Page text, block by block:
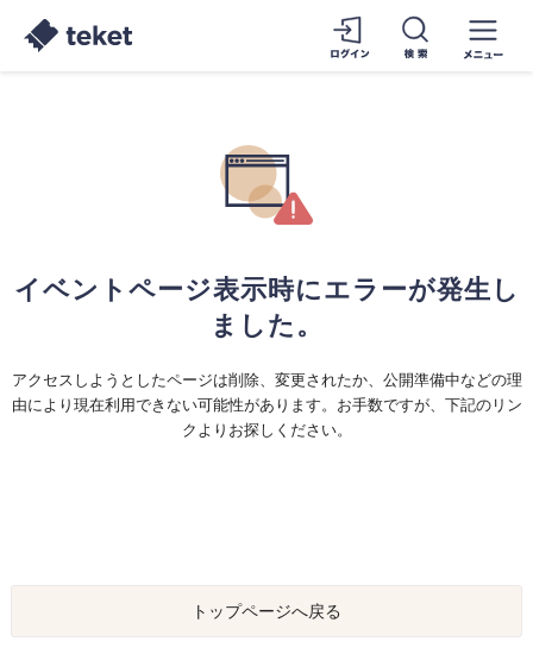
イベントページ表示時にエラーが発生し
ました。
アクセスしようとしたページは削除、変更されたか、公開準備中などの理
由により現在利用できない可能性があります。お手数ですが、下記のリン
クよりお探しください。
トップページへ戻る